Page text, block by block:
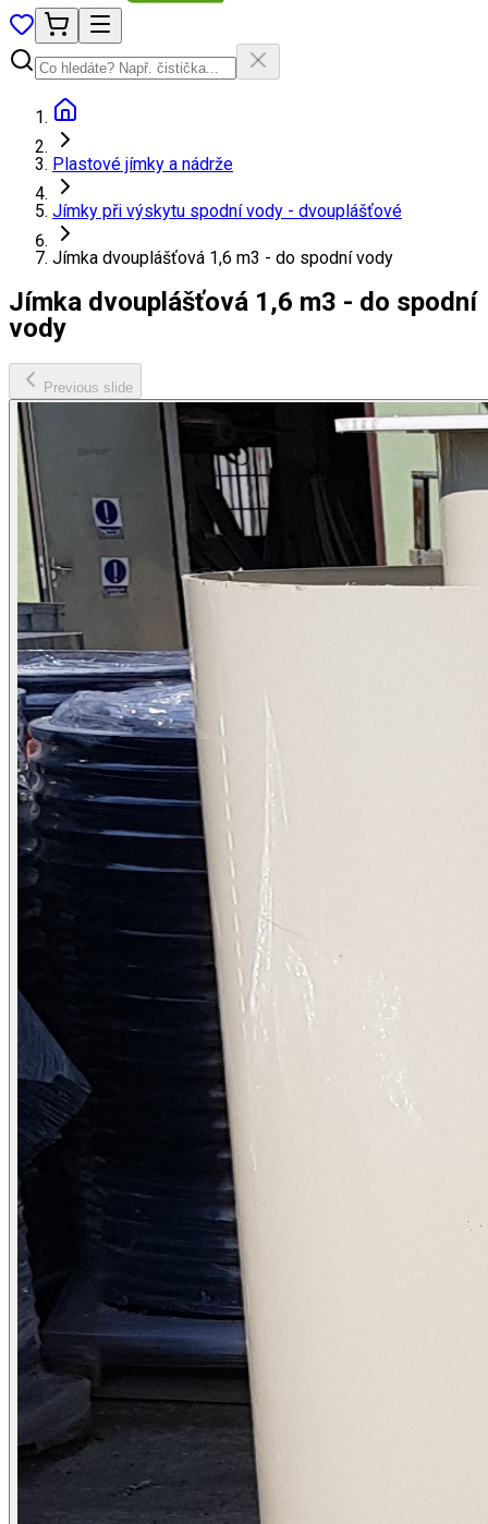
Plastové jímky a nádrže
Jímky při výskytu spodní vody - dvouplášťové
Jímka dvouplášťová 1,6 m3 - do spodní vody
Jímka dvouplášťová 1,6 m3 - do spodní
vody
Previous slide